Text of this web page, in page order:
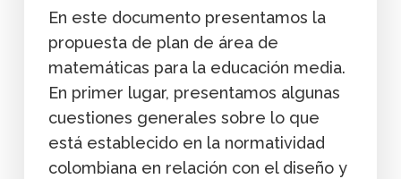
En este documento presentamos la
propuesta de plan de área de
matemáticas para la educación media.
En primer lugar, presentamos algunas
cuestiones generales sobre lo que
está establecido en la normatividad
colombiana en relación con el diseño y